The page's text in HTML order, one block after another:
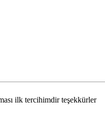
ilk tercihimdir teşekkürler